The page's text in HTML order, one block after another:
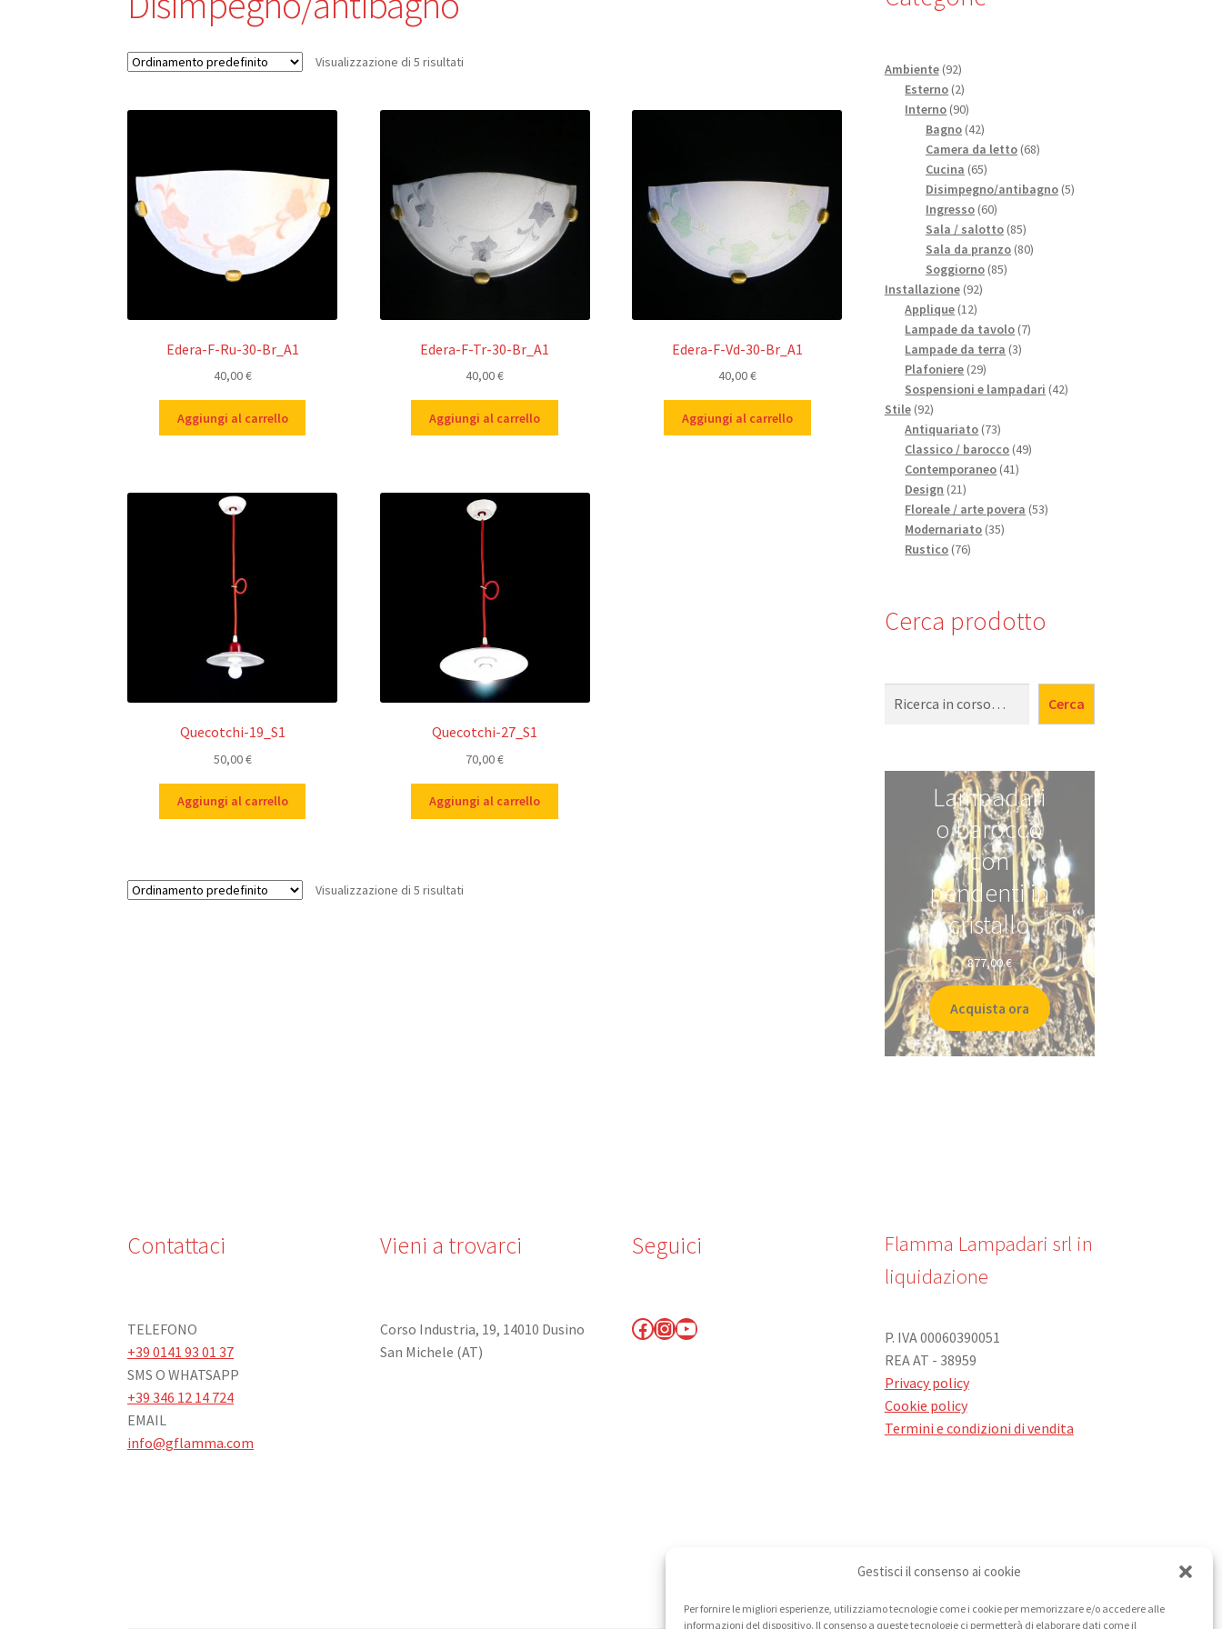
Gestisci il consenso ai cookie
Per fornire le migliori esperienze, utilizziamo tecnologie come i cookie per memorizzare e/o accedere alle
informazioni del dispositivo. Il consenso a queste tecnologie ci permetterà di elaborare dati come il
Visualizzazione di 5 risultati
Edera-F-Ru-30-Br_A1
40,00€
Aggiungi al carrello
Edera-F-Tr-30-Br_A1
40,00€
Aggiungi al carrello
Edera-F-Vd-30-Br_A1
40,00€
Aggiungi al carrello
Quecotchi-19_S1
50,00€
Aggiungi al carrello
Quecotchi-27_S1
70,00€
Aggiungi al carrello
Visualizzazione di 5 risultati
Ambiente 9292
prodotti
Esterno 22
prodotti
Interno 9090
prodotti
Bagno 4242
prodotti
Camera da letto 6868
Cucina 6565
prodotti
Disimpegno/antibagno 55
Ingresso 6060
prodotti
Sala / salotto 8585
prodotti
Sala da pranzo 8080
Soggiorno 8585
Installazione 9292
Applique 1212
prodotti
Lampade da tavolo 77
Lampade da terra 33
Plafoniere 2929
prodotti
Sospensioni e lampadari 4242
Stile 9292
prodotti
Antiquariato 7373
prodotti
Classico / barocco 4949
Contemporaneo 4141
Design 2121
prodotti
Floreale / arte povera 5353
Modernariato 3535
Rustico 7676
Cerca prodotto
Cerca
Lampadari
o barocco
con
pendenti in
cristallo
877,00€
Acquista ora
Contattaci
TELEFONO
+39 0141 93 01 37
SMS O WHATSAPP
+39 346 12 14 724
EMAIL
info@gflamma.com
Vieni a trovarci
Corso Industria, 19, 14010 Dusino
San Michele (AT)
Seguici
Facebook
Instagram
YouTube
Flamma Lampadari srl in
liquidazione
P. IVA 00060390051
REA AT - 38959
Privacy policy
Cookie policy
Termini e condizioni di vendita